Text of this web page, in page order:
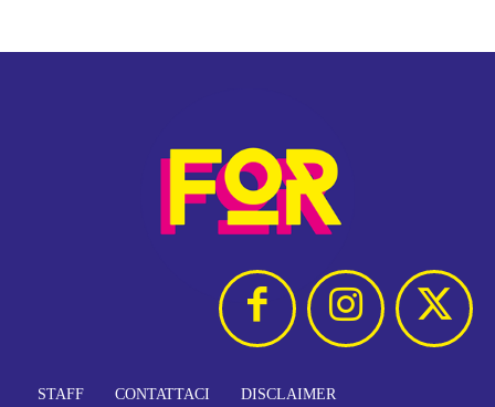
STAFF CONTATTACI DISCLAIMER